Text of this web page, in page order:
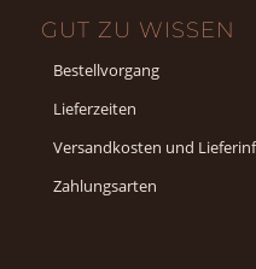
GUT ZU WISSEN
Bestellvorgang
Lieferzeiten
Versandkosten und
Zahlungsarten